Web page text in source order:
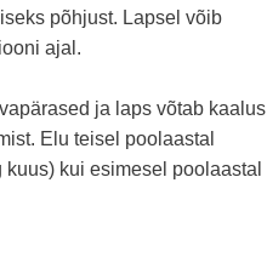
põhjust. Lapsel võib
ajal.
ja laps võtab kaalus
Elu teisel poolaastal
kui esimesel poolaastal